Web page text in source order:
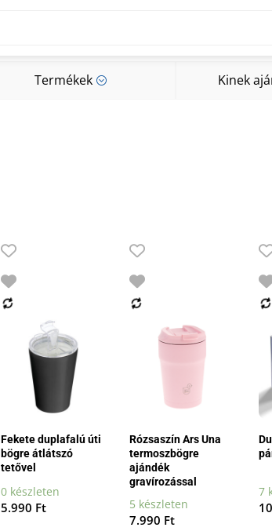
Termékek ; Kinek
Fekete duplafalú úti
bögre átlátszó
tetővel
0 készleten
5.990 Ft
Rózsaszín Ars Una
termoszbögre
ajándék
gravírozással
5 készleten
7.990 Ft
7